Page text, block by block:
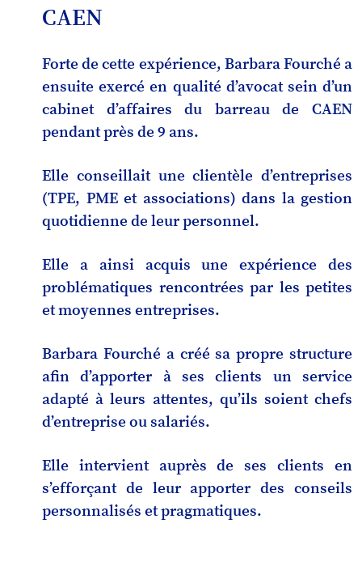
CAEN
Forte de cette expérience, Barbara Fourché a
ensuite exercé en qualité d’avocat sein d’un
cabinet d’affaires du barreau de CAEN
pendant près de 9 ans.
Elle conseillait une clientèle d’entreprises
(TPE, PME et associations) dans la gestion
quotidienne de leur personnel.
Elle a ainsi acquis une expérience des
problématiques rencontrées par les petites
et moyennes entreprises.
Barbara Fourché a créé sa propre structure
afin d’apporter à ses clients un service
adapté à leurs attentes, qu’ils soient chefs
d’entreprise ou salariés.
Elle intervient auprès de ses clients en
s’efforçant de leur apporter des conseils
personnalisés et pragmatiques.